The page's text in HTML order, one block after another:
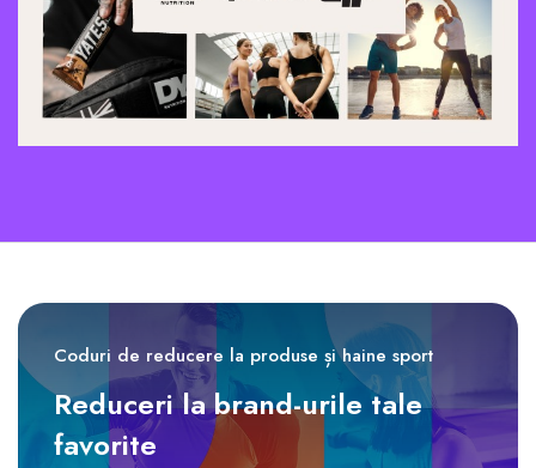
Coduri de reducere la produse și haine sport
Reduceri la brand-urile tale
favorite